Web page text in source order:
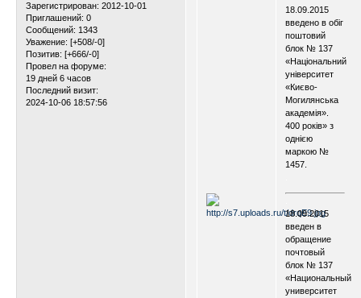
Зарегистрирован: 2012-10-01
Приглашений: 0
Сообщений: 1343
Уважение: [+508/-0]
Позитив: [+666/-0]
Провел на форуме:
19 дней 6 часов
Последний визит:
2024-10-06 18:57:56
18.09.2015
введено в обіг
поштовий
блок № 137
«Національний
університет
«Києво-
Могилянська
академія».
400 років» з
однією
маркою №
1457.
18.09.2015
введен в
обращение
почтовый
блок № 137
«Национальный
университет